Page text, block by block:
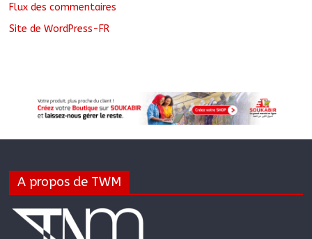
Flux des commentaires
Site de WordPress-FR
A propos de TWM